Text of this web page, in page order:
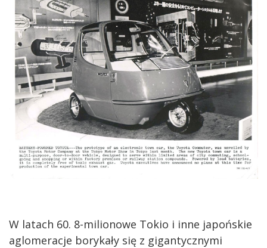
W latach 60. 8-milionowe Tokio i inne japońskie
aglomeracje borykały się z gigantycznymi